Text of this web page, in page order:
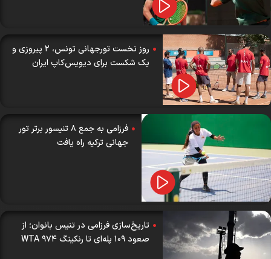
روز نخست تورجهانی تونس، ۲ پیروزی و
یک شکست برای دیویس‌کاپ ایران
فرزامی به جمع ۸ تنیسور برتر تور
جهانی ترکیه راه یافت
تاریخ‌سازی فرزامی در تنیس بانوان؛ از
صعود ۱۰۹ پله‌ای تا رنکینگ ۹۷۴ WTA